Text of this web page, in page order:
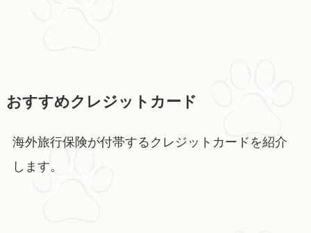
おすすめクレジットカード
海外旅行保険が付帯するクレジットカードを紹介
します。